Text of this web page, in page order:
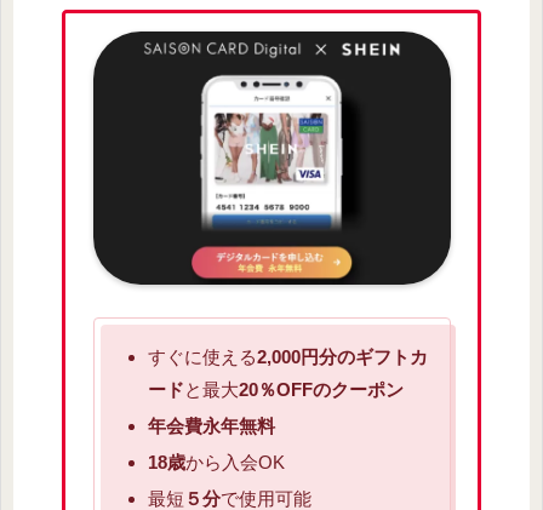
すぐに使える2,000円分のギフトカ
ードと最大20％OFFのクーポン
年会費永年無料
18歳から入会OK
最短 ５分で使用可能